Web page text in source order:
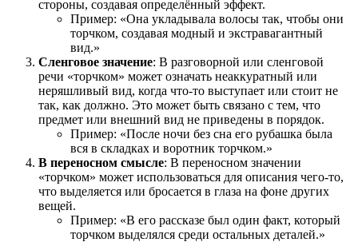
стороны, создавая определённый эффект.
Пример: «Она укладывала волосы так, чтобы они
торчком, создавая модный и экстравагантный
вид.»
Сленговое значение: В разговорной или сленговой
речи «торчком» может означать неаккуратный или
неряшливый вид, когда что-то выступает или стоит не
так, как должно. Это может быть связано с тем, что
предмет или внешний вид не приведены в порядок.
Пример: «После ночи без сна его рубашка была
вся в складках и воротник торчком.»
В переносном смысле: В переносном значении
«торчком» может использоваться для описания чего-то,
что выделяется или бросается в глаза на фоне других
вещей.
Пример: «В его рассказе был один факт, который
торчком выделялся среди остальных деталей.»